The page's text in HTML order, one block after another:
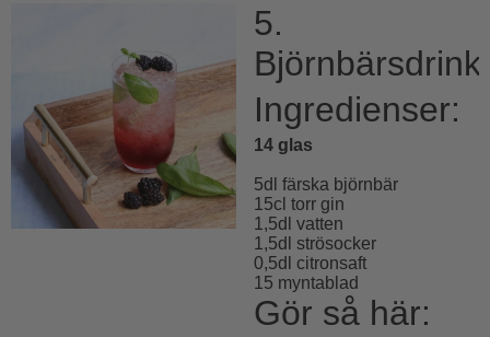
5.
Björnbärsdrink
Ingredienser:
14 glas
5dl färska björnbär
15cl torr gin
1,5dl vatten
1,5dl strösocker
0,5dl citronsaft
15 myntablad
Gör så här: